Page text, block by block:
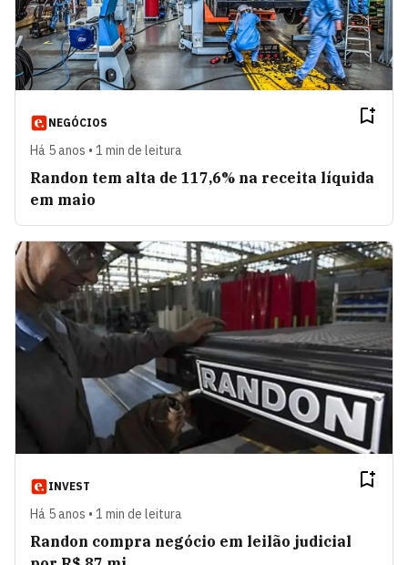
NEGÓCIOS
Há 5 anos • 1 min de leitura
Randon tem alta de 117,6% na receita líquida
em maio
INVEST
Há 5 anos • 1 min de leitura
Randon compra negócio em leilão judicial